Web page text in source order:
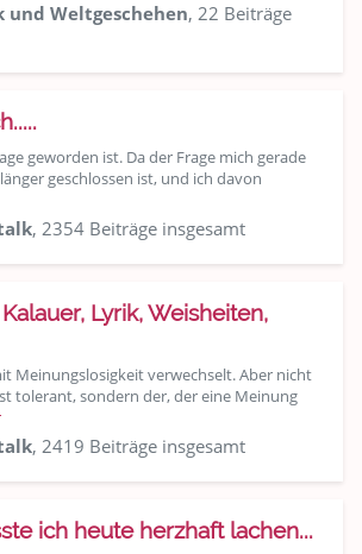
und Weltgeschehen, 22 Beiträge
geworden ist. Da der Frage mich gerade
geschlossen ist, und ich davon
, 2354 Beiträge insgesamt
Lyrik, Weisheiten,
Meinungslosigkeit verwechselt. Aber nicht
tolerant, sondern der, der eine Meinung
, 2419 Beiträge insgesamt
ich heute herzhaft lachen...